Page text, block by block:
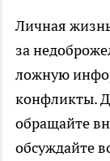
Личная
за
ложную
конфликты.
обращайте
обсуждайте